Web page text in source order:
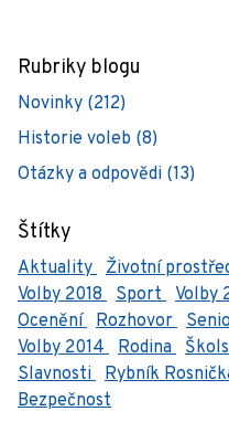
Rubriky blogu
Novinky (212)
Historie voleb (8)
Otázky a odpovědi (13)
Štítky
Aktuality Životní
Volby 2018 Sport Volby
Ocenění Rozhovor
Volby 2014 Rodina
Slavnosti Rybník
Bezpečnost